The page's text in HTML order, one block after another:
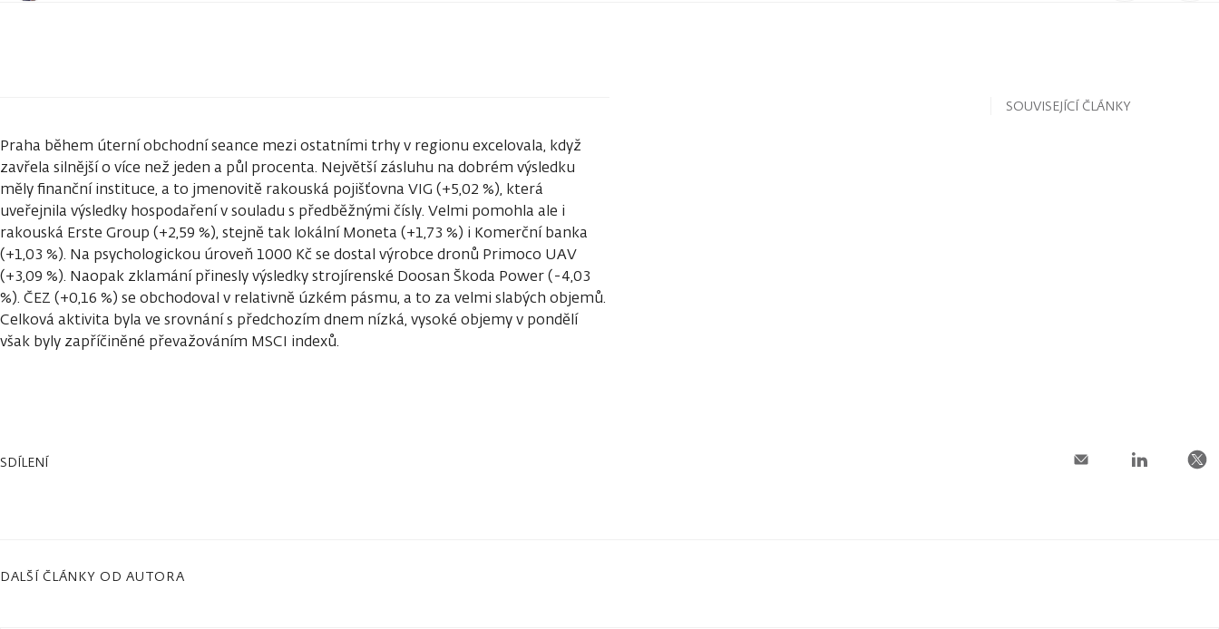
Praha během úterní obchodní seance mezi ostatními trhy v regionu excelovala, když
zavřela silnější o více než jeden a půl procenta. Největší zásluhu na dobrém výsledku
měly finanční instituce, a to jmenovitě rakouská pojišťovna VIG (+5,02 %), která
uveřejnila výsledky hospodaření v souladu s předběžnými čísly. Velmi pomohla ale i
rakouská Erste Group (+2,59 %), stejně tak lokální Moneta (+1,73 %) i Komerční banka
(+1,03 %). Na psychologickou úroveň 1000 Kč se dostal výrobce dronů Primoco UAV
(+3,09 %). Naopak zklamání přinesly výsledky strojírenské Doosan Škoda Power (-4,03
%). ČEZ (+0,16 %) se obchodoval v relativně úzkém pásmu, a to za velmi slabých objemů.
Celková aktivita byla ve srovnání s předchozím dnem nízká, vysoké objemy v pondělí
však byly zapříčiněné převažováním MSCI indexů.
SOUVISEJÍCÍ ČLÁNKY
SDÍLENÍ
DALŠÍ ČLÁNKY OD AUTORA